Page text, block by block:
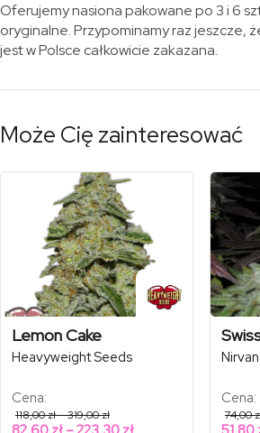
Oferujemy nasiona pakowane po 3 i 6
oryginalne. Przypominamy raz jeszcze,
jest w Polsce całkowicie zakazana.
Może Cię zainteresować
Lemon Cake
Heavyweight Seeds
Cena:
118,00zł–319,00złZakres
cen:
Cena:
74,00